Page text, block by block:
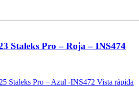
Staleks Pro – Roja – INS474
Vista rápida